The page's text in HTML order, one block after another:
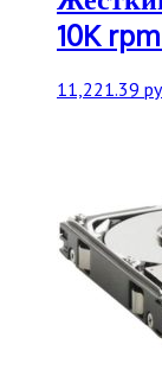
10K
11,221.39